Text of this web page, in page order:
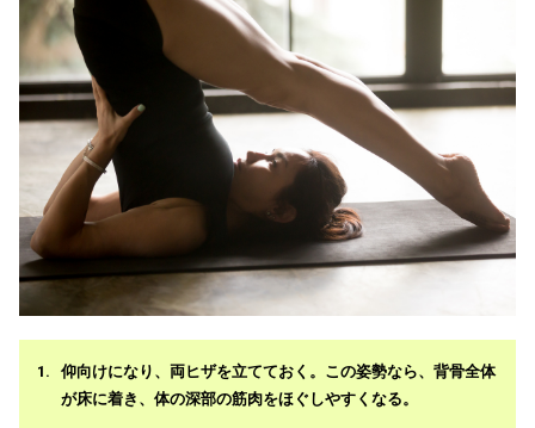
仰向けになり、両ヒザを立てておく。この姿勢なら、背骨全体
が床に着き、体の深部の筋肉をほぐしやすくなる。